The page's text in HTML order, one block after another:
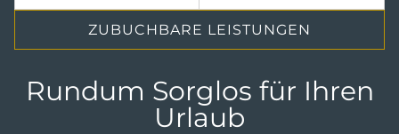
ZUBUCHBARE LEISTUNGEN
Rundum Sorglos für Ihren
Urlaub